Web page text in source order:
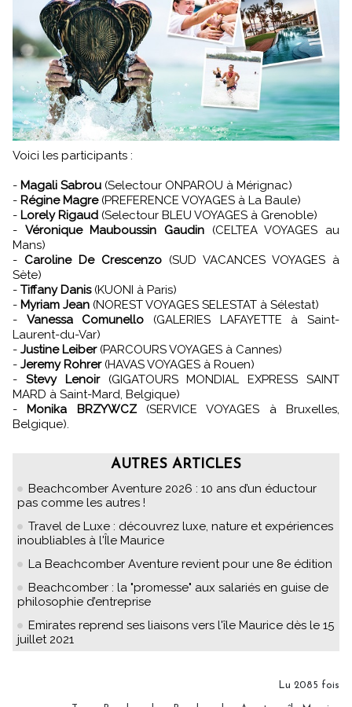
Voici les participants :
- Magali Sabrou (Selectour ONPAROU à Mérignac)
- Régine Magre(PREFERENCE VOYAGES à La Baule)
- Lorely Rigaud (Selectour BLEU VOYAGES à Grenoble)
- Véronique Mauboussin Gaudin (CELTEA VOYAGES au
Mans)
- Caroline De Crescenzo (SUD VACANCES VOYAGES à
Sète)
- Tiffany Danis(KUONI à Paris)
- Myriam Jean (NOREST VOYAGES SELESTAT à Sélestat)
- Vanessa Comunello (GALERIES LAFAYETTE à Saint-
Laurent-du-Var)
- Justine Leiber(PARCOURS VOYAGES à Cannes)
- Jeremy Rohrer(HAVAS VOYAGES à Rouen)
- Stevy Lenoir(GIGATOURS MONDIAL EXPRESS SAINT
MARD à Saint-Mard, Belgique)
- Monika BRZYWCZ(SERVICE VOYAGES à Bruxelles,
Belgique).
AUTRES ARTICLES
Beachcomber Aventure 2026 : 10 ans d’un éductour
pas comme les autres !
Travel de Luxe : découvrez luxe, nature et expériences
inoubliables à l'Île Maurice
La Beachcomber Aventure revient pour une 8e édition
Beachcomber : la "promesse" aux salariés en guise de
philosophie d’entreprise
Emirates reprend ses liaisons vers l'île Maurice dès le 15
juillet 2021
Lu 2085 fois